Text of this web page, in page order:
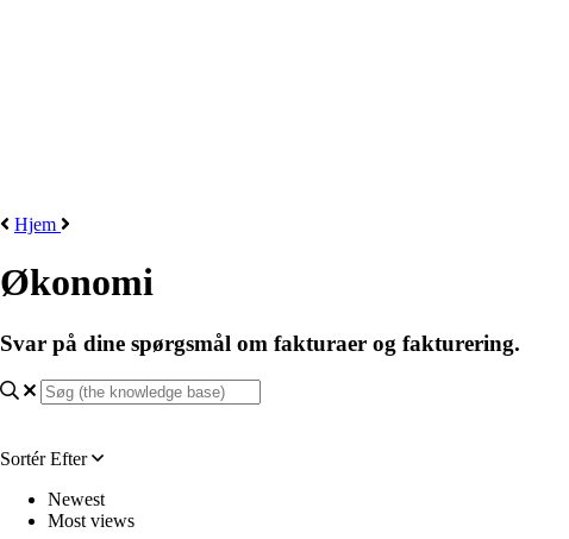
Hjem
Økonomi
Svar på dine spørgsmål om fakturaer og fakturering.
Sortér Efter
Newest
Most views